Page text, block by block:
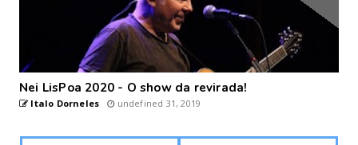
Nei LisPoa 2020 - O show da revirada!
Italo Dorneles undefined 31, 2019